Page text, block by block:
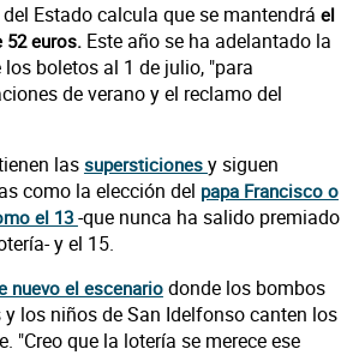
Estado calcula que se mantendrá el
52 euros.Este año se ha adelantado la
boletos al 1 de julio, "para
de verano y el reclamo del
las supersticiones y siguen
como la elección del papa Francisco o
el 13 -que nunca ha salido premiado
y el 15.
nuevo el escenariodonde los bombos
los niños de San Idelfonso canten los
"Creo que la lotería se merece ese